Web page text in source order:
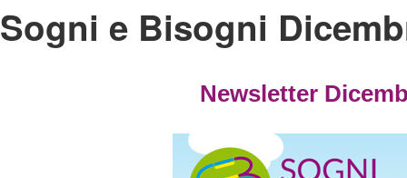
Sogni e Bisogni